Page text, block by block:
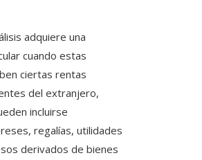
adquiere una
cuando estas
ciertas rentas
del extranjero,
incluirse
regalías, utilidades
derivados de bienes